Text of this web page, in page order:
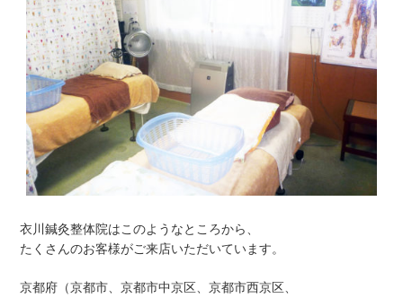
衣川鍼灸整体院はこのようなところから、
たくさんのお客様がご来店いただいています。
京都府（京都市、京都市中京区、京都市西京区、